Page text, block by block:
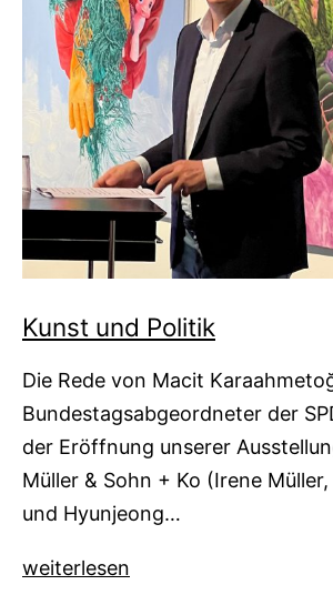
Kunst und Politik
Die Rede von Macit
Bundestagsabgeordneter der
der Eröffnung unserer
Müller & Sohn + Ko (Irene
und Hyunjeong…
Kunst
weiterlesen